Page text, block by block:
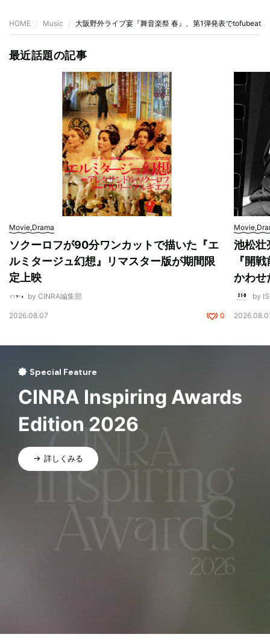
HOME Music 大阪野外ライブ宴『舞音楽祭 春』、第1弾発表でtofubeats
最近話題の記事
Movie,Drama
ソクーロフが90分ワンカットで描いた『エ
ルミタージュ幻想』リマスター版が期間限
定上映
by CINRA編集部
2026.08.07 0
池松壮
『開
かわせ
by
Special Feature
CINRA Inspiring Awards
Edition 2026
詳しくみる